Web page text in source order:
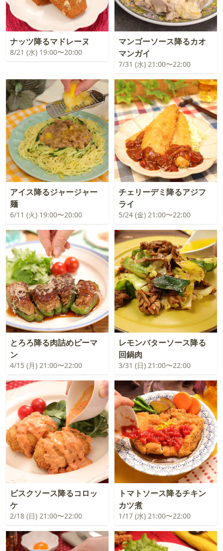
ナッツ降るマドレーヌ
8/21 (水) 19:00〜20:00
マンゴーソース降るカオ
マンガイ
7/31 (水) 21:00〜22:00
アイス降るジャージャー
麺
6/11 (火) 19:00〜20:00
チェリーデミ降るアジフ
ライ
5/24 (金) 21:00〜22:00
とろろ降る肉詰めピーマ
ン
4/15 (月) 21:00〜22:00
レモンバターソース降る
回鍋肉
3/31 (日) 21:00〜22:00
ビスクソース降るコロッ
ケ
2/18 (日) 21:00〜22:00
トマトソース降るチキン
カツ煮
1/17 (水) 21:00〜22:00